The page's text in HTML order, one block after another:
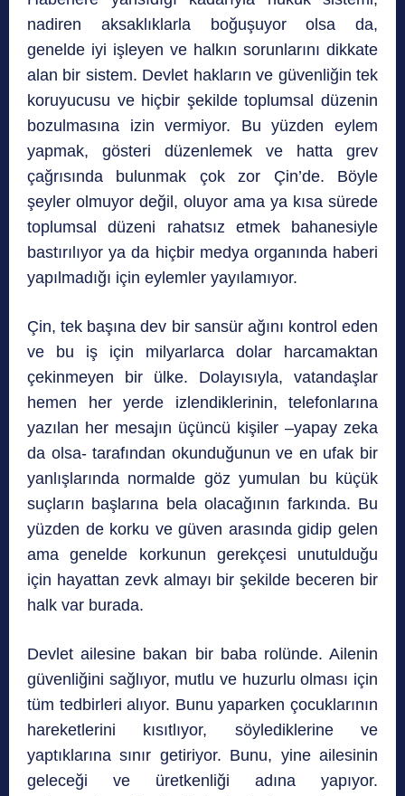
nadiren aksaklıklarla boğuşuyor olsa da,
genelde iyi işleyen ve halkın sorunlarını dikkate
alan bir sistem. Devlet hakların ve güvenliğin tek
koruyucusu ve hiçbir şekilde toplumsal düzenin
bozulmasına izin vermiyor. Bu yüzden eylem
yapmak, gösteri düzenlemek ve hatta grev
çağrısında bulunmak çok zor Çin’de. Böyle
şeyler olmuyor değil, oluyor ama ya kısa sürede
toplumsal düzeni rahatsız etmek bahanesiyle
bastırılıyor ya da hiçbir medya organında haberi
yapılmadığı için eylemler yayılamıyor.
Çin, tek başına dev bir sansür ağını kontrol eden
ve bu iş için milyarlarca dolar harcamaktan
çekinmeyen bir ülke. Dolayısıyla, vatandaşlar
hemen her yerde izlendiklerinin, telefonlarına
yazılan her mesajın üçüncü kişiler –yapay zeka
da olsa- tarafından okunduğunun ve en ufak bir
yanlışlarında normalde göz yumulan bu küçük
suçların başlarına bela olacağının farkında. Bu
yüzden de korku ve güven arasında gidip gelen
ama genelde korkunun gerekçesi unutulduğu
için hayattan zevk almayı bir şekilde beceren bir
halk var burada.
Devlet ailesine bakan bir baba rolünde. Ailenin
güvenliğini sağlıyor, mutlu ve huzurlu olması için
tüm tedbirleri alıyor. Bunu yaparken çocuklarının
hareketlerini kısıtlıyor, söylediklerine ve
yaptıklarına sınır getiriyor. Bunu, yine ailesinin
geleceği ve üretkenliği adına yapıyor.